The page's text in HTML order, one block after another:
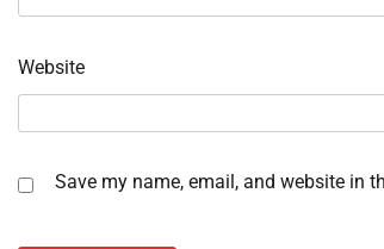
Website
Save my name, email, and website in